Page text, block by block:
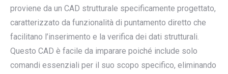
proviene da un CAD strutturale specificamente progettato,
caratterizzato da funzionalità di puntamento diretto che
facilitano l’inserimento e la verifica dei dati strutturali.
Questo CAD è facile da imparare poiché include solo
comandi essenziali per il suo scopo specifico, eliminando